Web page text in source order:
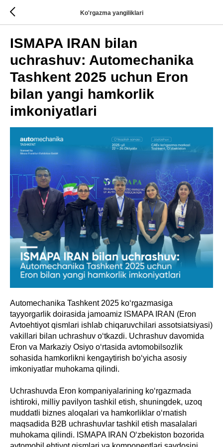
Ko'rgazma yangiliklari
ISMAPA IRAN bilan
uchrashuv: Automechanika
Tashkent 2025 uchun Eron
bilan yangi hamkorlik
imkoniyatlari
Automechanika Tashkent 2025 ko‘rgazmasiga
tayyorgarlik doirasida jamoamiz ISMAPA IRAN (Eron
Avtoehtiyot qismlari ishlab chiqaruvchilari assotsiatsiyasi)
vakillari bilan uchrashuv o‘tkazdi. Uchrashuv davomida
Eron va Markaziy Osiyo o‘rtasida avtomobilsozlik
sohasida hamkorlikni kengaytirish bo‘yicha asosiy
imkoniyatlar muhokama qilindi.
Uchrashuvda Eron kompaniyalarining ko‘rgazmada
ishtiroki, milliy pavilyon tashkil etish, shuningdek, uzoq
muddatli biznes aloqalari va hamkorliklar o‘rnatish
maqsadida B2B uchrashuvlar tashkil etish masalalari
muhokama qilindi. ISMAPA IRAN O‘zbekiston bozorida